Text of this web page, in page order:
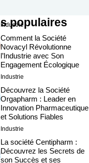
populaires
Industrie
Comment la Société
Novacyl Révolutionne
l’Industrie avec Son
Engagement Écologique
Industrie
Découvrez la Société
Orgapharm : Leader en
Innovation Pharmaceutique
et Solutions Fiables
Industrie
La société Centipharm :
Découvrez les Secrets de
son Succès et ses